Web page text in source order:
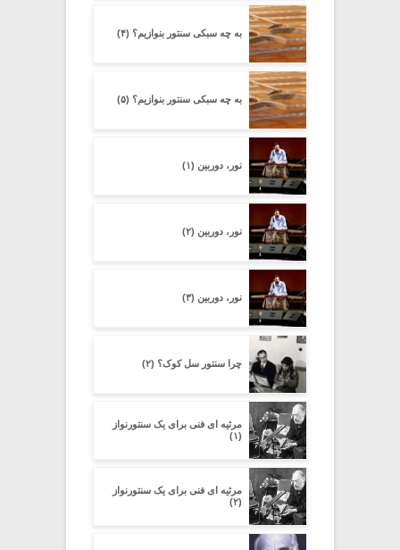
به چه سبکی سنتور بنوازیم؟ (۴)
به چه سبکی سنتور بنوازیم؟ (۵)
نور، دوربین (۱)
نور، دوربین (۲)
نور، دوربین (۳)
چرا سنتور سل کوک؟ (۲)
مرثیه ای فنی برای یک سنتورنواز
(۱)
مرثیه ای فنی برای یک سنتورنواز
(۲)